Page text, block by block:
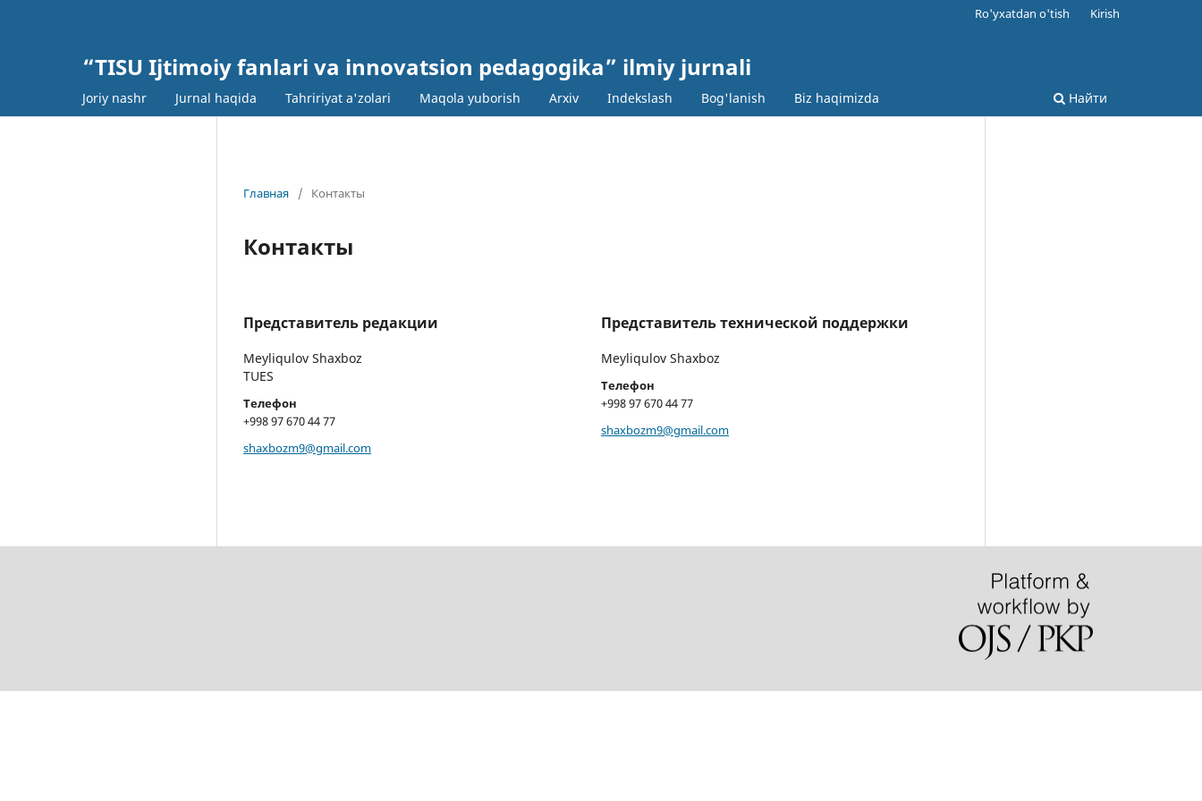
“TISU Ijtimoiy fanlari va innovatsion pedagogika” ilmiy jurnali
Joriy nashr Jurnal haqida Tahririyat a'zolari Maqola yuborish Arxiv Indekslash Bog'lanish Biz haqimizda Найти
Ro'yxatdan o'tish Kirish
Главная / Контакты
Контакты
Представитель редакции
Meyliqulov Shaxboz
TUES
Телефон
+998 97 670 44 77
shaxbozm9@gmail.com
Представитель технической поддержки
Meyliqulov Shaxboz
Телефон
+998 97 670 44 77
shaxbozm9@gmail.com